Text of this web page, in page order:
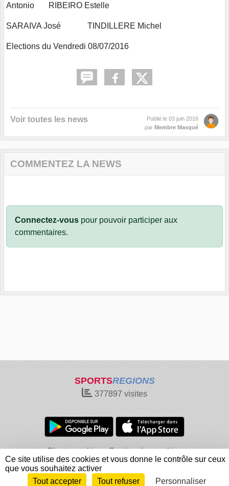
Antonio RIBEIRO Estelle
SARAIVA José TINDILLERE Michel
Elections du Vendredi 08/07/2016
Voir toutes les news Publié le 03 juin 2016
par Membre Masqué
COMMENTEZ LA NEWS
Connectez-vous pour pouvoir participer aux
commentaires.
SPORTSREGIONS
377897 visites
Charte cookies
Gestion des cookies
Informations légales
Signaler un contenu inapproprié
Envie de participer ? Connexion
Ce site utilise des cookies et vous donne le contrôle sur ceux
que vous souhaitez activer
Tout accepter
Tout refuser Personnaliser